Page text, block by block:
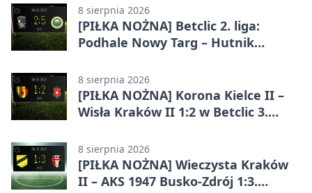
8 sierpnia 2026
[PIŁKA NOŻNA] Betclic 2. liga:
Podhale Nowy Targ – Hutnik
efektownym zwycięstwem
8 sierpnia 2026
[PIŁKA NOŻNA] Korona Kielce II –
Wisła Kraków II 1:2 w Betclic 3.
odwróciła losy meczu
8 sierpnia 2026
[PIŁKA NOŻNA] Wieczysta Kraków
II – AKS 1947 Busko-Zdrój 1:3.